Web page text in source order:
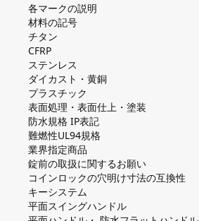
各マークの説明
材料の記号
チタン
CFRP
ステンレス
ダイカスト・⻩銅
プラスチック
表面処理・表面仕上・塗装
防⽔規格 IP表記
難燃性UL94規格
業界指定商品
錠前の取扱に関するお願い
コインロックの⽳明け⼨法の互換性
キーシステム
平⾯スイングハンドル